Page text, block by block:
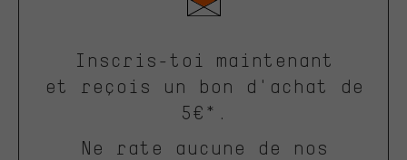
Inscris-toi maintenant
et reçois un bon d'achat de
5€*.
Ne rate aucune de nos